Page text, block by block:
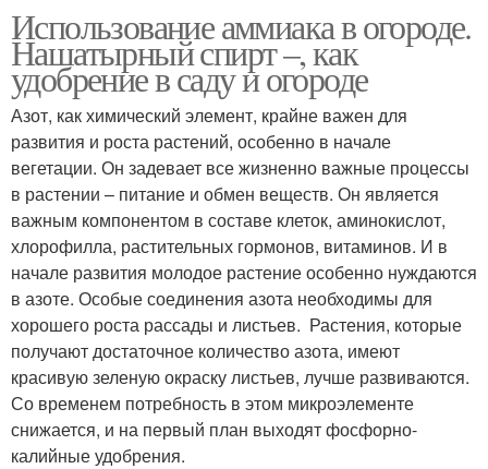
Использование аммиака в огороде.
Нашатырный спирт –, как
удобрение в саду и огороде
Азот, как химический элемент, крайне важен для
развития и роста растений, особенно в начале
вегетации. Он задевает все жизненно важные процессы
в растении – питание и обмен веществ. Он является
важным компонентом в составе клеток, аминокислот,
хлорофилла, растительных гормонов, витаминов. И в
начале развития молодое растение особенно нуждаются
в азоте. Особые соединения азота необходимы для
хорошего роста рассады и листьев. Растения, которые
получают достаточное количество азота, имеют
красивую зеленую окраску листьев, лучше развиваются.
Со временем потребность в этом микроэлементе
снижается, и на первый план выходят фосфорно-
калийные удобрения.